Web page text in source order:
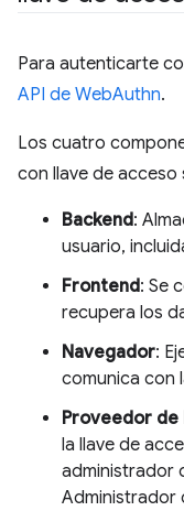
Para autenticarte
API de WebAuthn.
Los cuatro
con llave de acceso
Backend:
usuario,
Frontend: Se
recupera los
Navegador:
comunica con
Proveedor de
la llave de
administrador
Administrador